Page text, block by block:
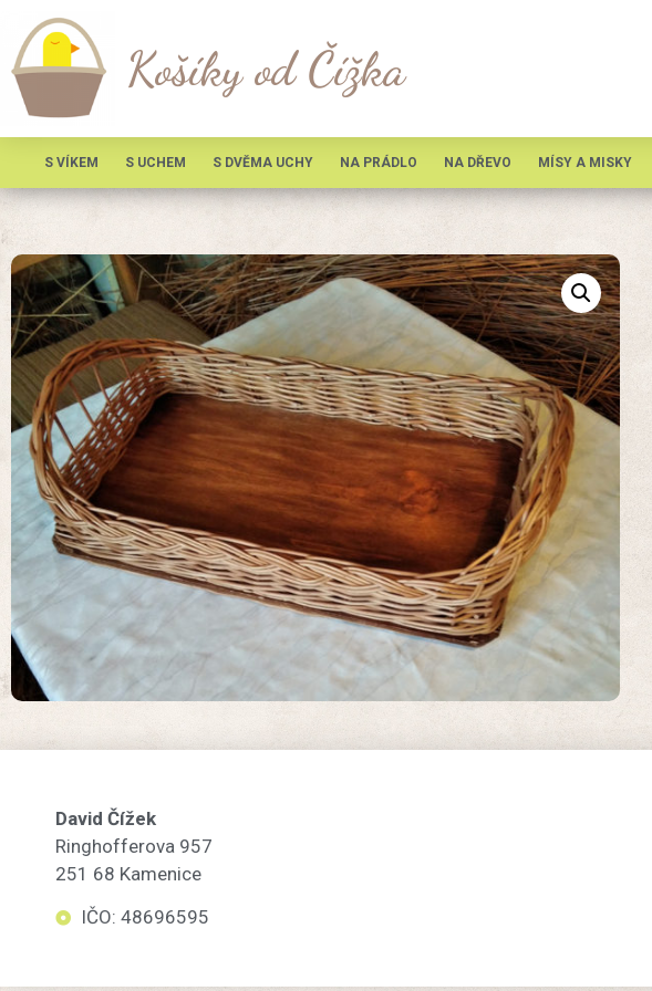
Košíky od Čížka
S VÍKEM S UCHEM S DVĚMA UCHY NA PRÁDLO NA DŘEVO MÍSY A MISKY
David Čížek
Ringhofferova 957
251 68 Kamenice
IČO: 48696595